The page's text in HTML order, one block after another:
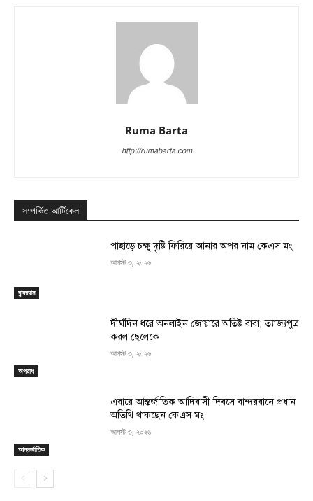
Ruma Barta
http://rumabarta.com
সম্পর্কিত আর্টিকেল
বান্দরবান
পাহাড়ে চক্ষু দৃষ্টি ফিরিয়ে আনার অপর নাম কেএস মং
আগস্ট ৩, ২০২৬
অপরাধ
দীর্ঘদিন ধরে অনলাইন জোয়ারে অতিষ্ট বাবা; ত্যাজ্যপুত্র
করল ছেলেকে
আগস্ট ৩, ২০২৬
আন্তর্জাতিক
এবারে আন্তর্জাতিক আদিবাসী দিবসে বান্দরবানে প্রধান
অতিথি থাকছেন কেএস মং
আগস্ট ৩, ২০২৬